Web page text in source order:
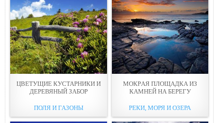
ЦВЕТУЩИЕ КУСТАРНИКИ И
ДЕРЕВЯНЫЙ ЗАБОР
ПОЛЯ И ГАЗОНЫ
МОКPАЯ ПЛОЩАДКА ИЗ
КАМНЕЙ НА БЕРЕГУ
РЕКИ, МОРЯ И ОЗЕРА